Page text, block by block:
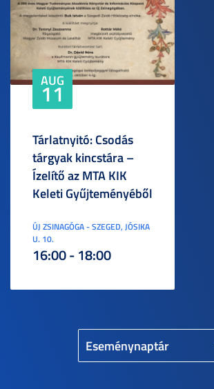
Eseménynaptár
AUG
11
Tárlatnyitó: Csodás
tárgyak kincstára –
Ízelítő az MTA KIK
Keleti Gyűjteményéből
ÚJ ZSINAGÓGA - SZEGED, JÓSIKA
U. 10.
16:00 - 18:00